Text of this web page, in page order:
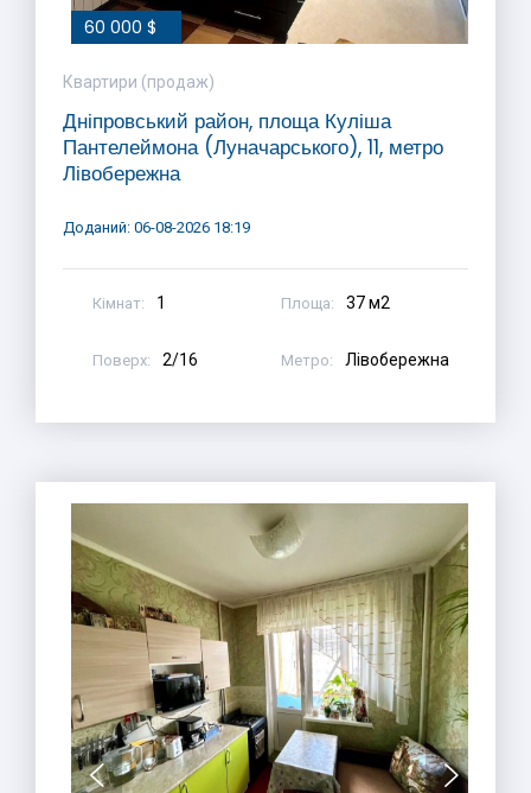
60 000 $
Квартири (продаж)
Дніпровський район, площа Куліша
Пантелеймона (Луначарського), 11, метро
Лівобережна
Доданий: 06-08-2026 18:19
Кімнат: 1 Площа: 37 м2
Поверх: 2/16 Метро: Лівобережна